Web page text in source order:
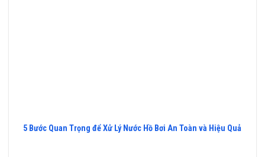
5 Bước Quan Trọng để Xử Lý Nước Hồ Bơi An Toàn và Hiệu Quả